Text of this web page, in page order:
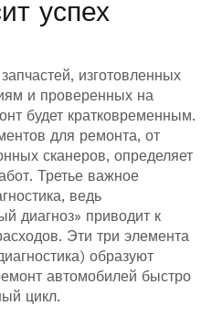
успех
запчастей, изготовленных
и проверенных на
будет кратковременным.
для ремонта, от
сканеров, определяет
. Третье важное
ведь
диагноз» приводит к
Эти три элемента
образуют
автомобилей быстро
цикл.